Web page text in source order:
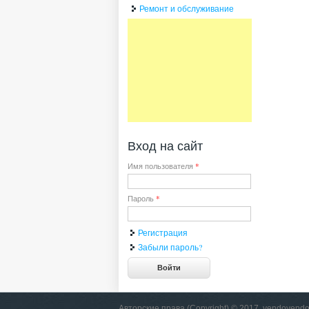
Ремонт и обслуживание
Вход на сайт
Имя пользователя *
Пароль *
Регистрация
Забыли пароль?